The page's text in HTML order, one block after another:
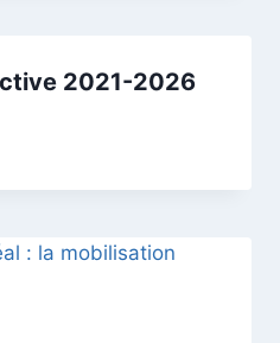
2021-2026